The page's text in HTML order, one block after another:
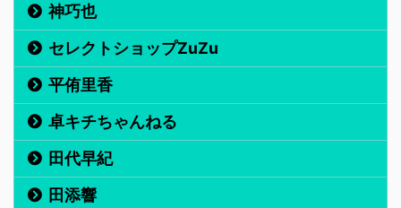
神巧也
セレクトショップZuZu
平侑里香
卓キチちゃんねる
田代早紀
田添響